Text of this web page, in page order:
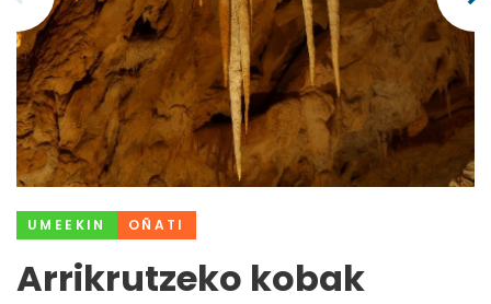
UMEEKIN OÑATI
Arrikrutzeko kobak